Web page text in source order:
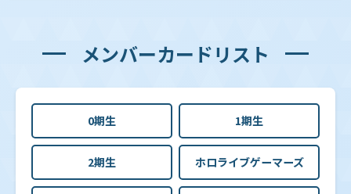
メンバーカードリスト
0期生 1期生
2期生 ホロライブゲーマーズ